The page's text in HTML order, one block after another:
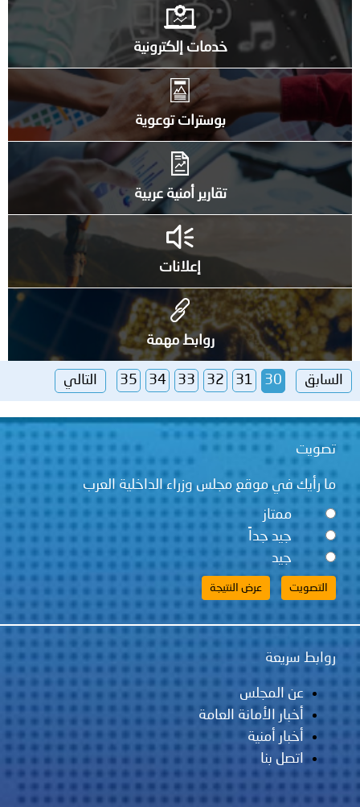
خدمات إلكترونية
بوسترات توعوية
تقارير أمنية عربية
إعلانات
روابط مهمة
السابق 30
31
32
33
34
35 التالي
تصويت
ما رأيك في موقع مجلس وزراء الداخلية العرب
ممتاز
جيد جداً
جيد
روابط سريعة
عن المجلس
أخبار الأمانة العامة
أخبار أمنية
اتصل بنا